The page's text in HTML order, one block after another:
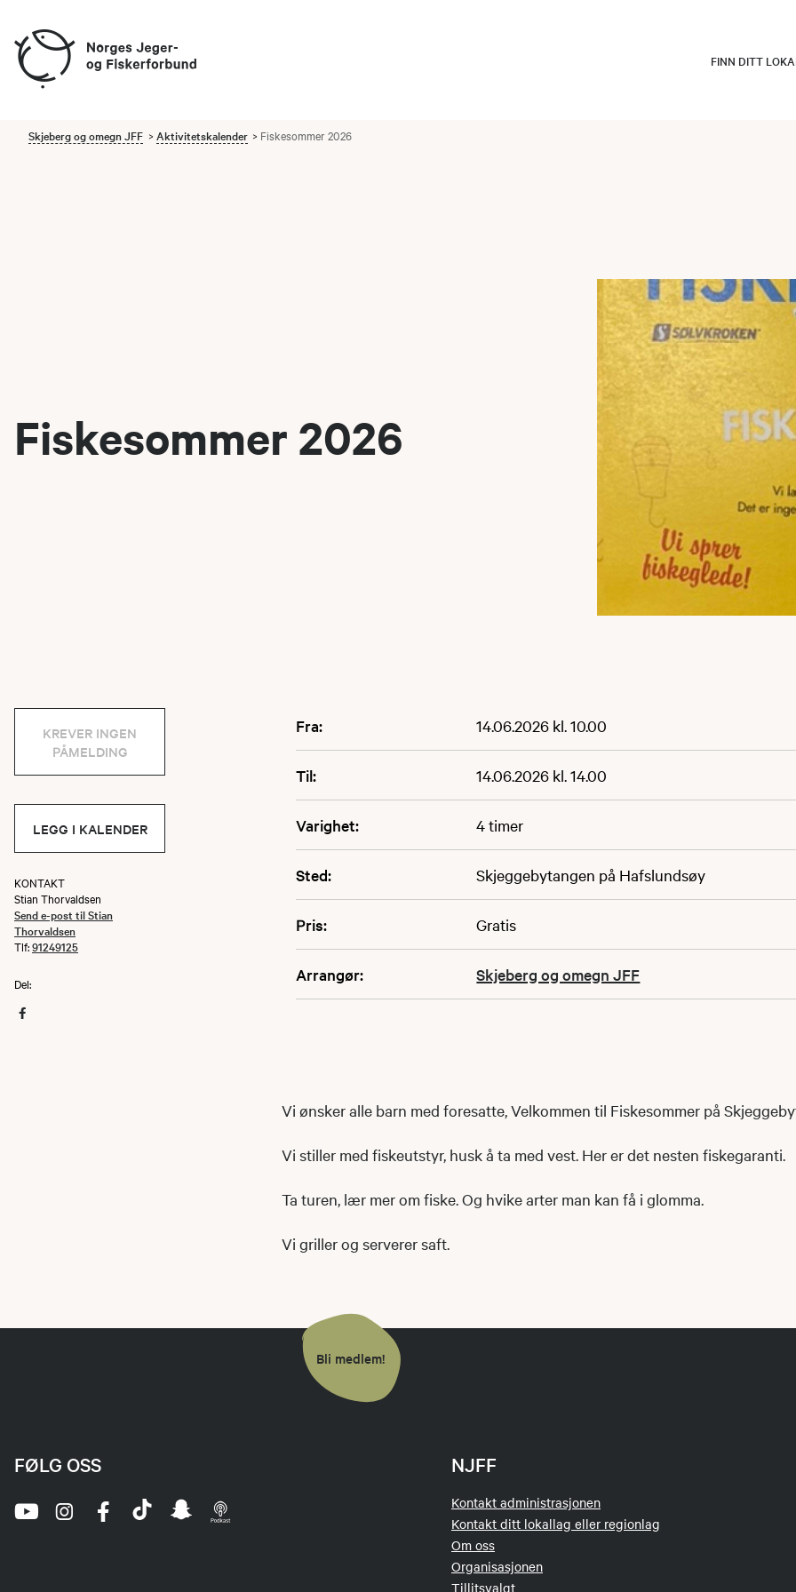
FINN DITT
Skjeberg og omegn JFF Aktivitetskalender Fiskesommer 2026
Fiskesommer 2026
Fra: 14.06.2026 kl. 10.00
Til: 14.06.2026 kl. 14.00
Varighet: 4 timer
Sted: Skjeggebytangen på Hafslundsøy
Pris: Gratis
Arrangør: Skjeberg og omegn JFF
KREVER INGEN
PÅMELDING
LEGG I KALENDER
KONTAKT
Stian Thorvaldsen
Send e-post til Stian
Thorvaldsen
Tlf:91249125
Del:
Vi ønsker alle barn med foresatte, Velkommen til Fiskesommer på
Vi stiller med fiskeutstyr, husk å ta med vest. Her er det nesten fiskegaranti.
Ta turen, lær mer om fiske. Og hvike arter man kan få i glomma.
Vi griller og serverer saft.
Bli medlem!
NJFF
Kontakt administrasjonen
Kontakt ditt lokallag eller regionlag
Om oss
Organisasjonen
Tillitsvalgt
FØLG OSS